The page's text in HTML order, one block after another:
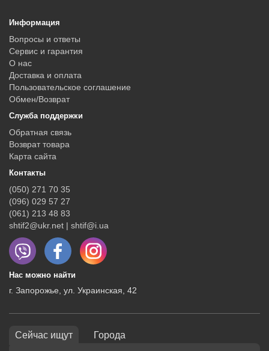
Информация
Вопросы и ответы
Сервис и гарантия
О нас
Доставка и оплата
Пользовательское соглашение
Обмен/Возврат
Служба поддержки
Обратная связь
Возврат товара
Карта сайта
Контакты
(050) 271 70 35
(096) 029 57 27
(061) 213 48 83
shtif2@ukr.net | shtif@i.ua
Нас можно найти
г. Запорожье, ул. Украинская, 42
Сейчас ищут Города